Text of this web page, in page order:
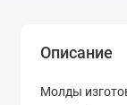
Описание
Молды